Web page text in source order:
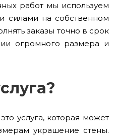
работ мы используем
силами на собственном
заказы точно в срок
огромного размера и
услуга, которая может
украшение стены.